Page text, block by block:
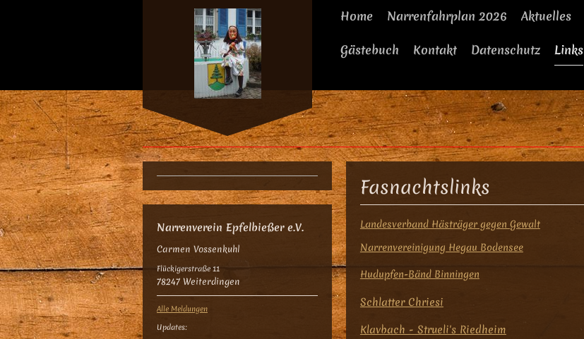
Home Narrenfahrplan 2026 Aktuelles
Gästebuch Kontakt Datenschutz Links
Fasnachtslinks
Landesverband Hästräger gegen Gewalt
Narrenvereinigung Hegau Bodensee
Hudupfen-Bänd Binningen
Schlatter Chriesi
Klavbach - Strueli's Riedheim
Narrenverein Epfelbießer e.V.
Carmen Vossenkuhl
Flückigerstraße 11
78247 Weiterdingen
Alle Meldungen
Updates: